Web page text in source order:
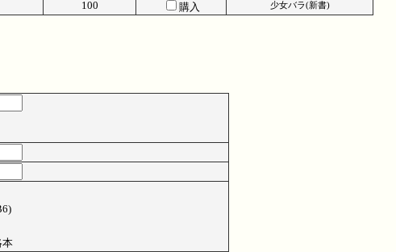
100 購入 少女バラ(新書)
本